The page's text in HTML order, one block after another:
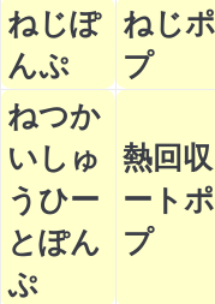
ねじぽ
んぷ
ねじ
プ
ねつか
いしゅ
うひー
とぽん
ぷ
熱回
ート
プ